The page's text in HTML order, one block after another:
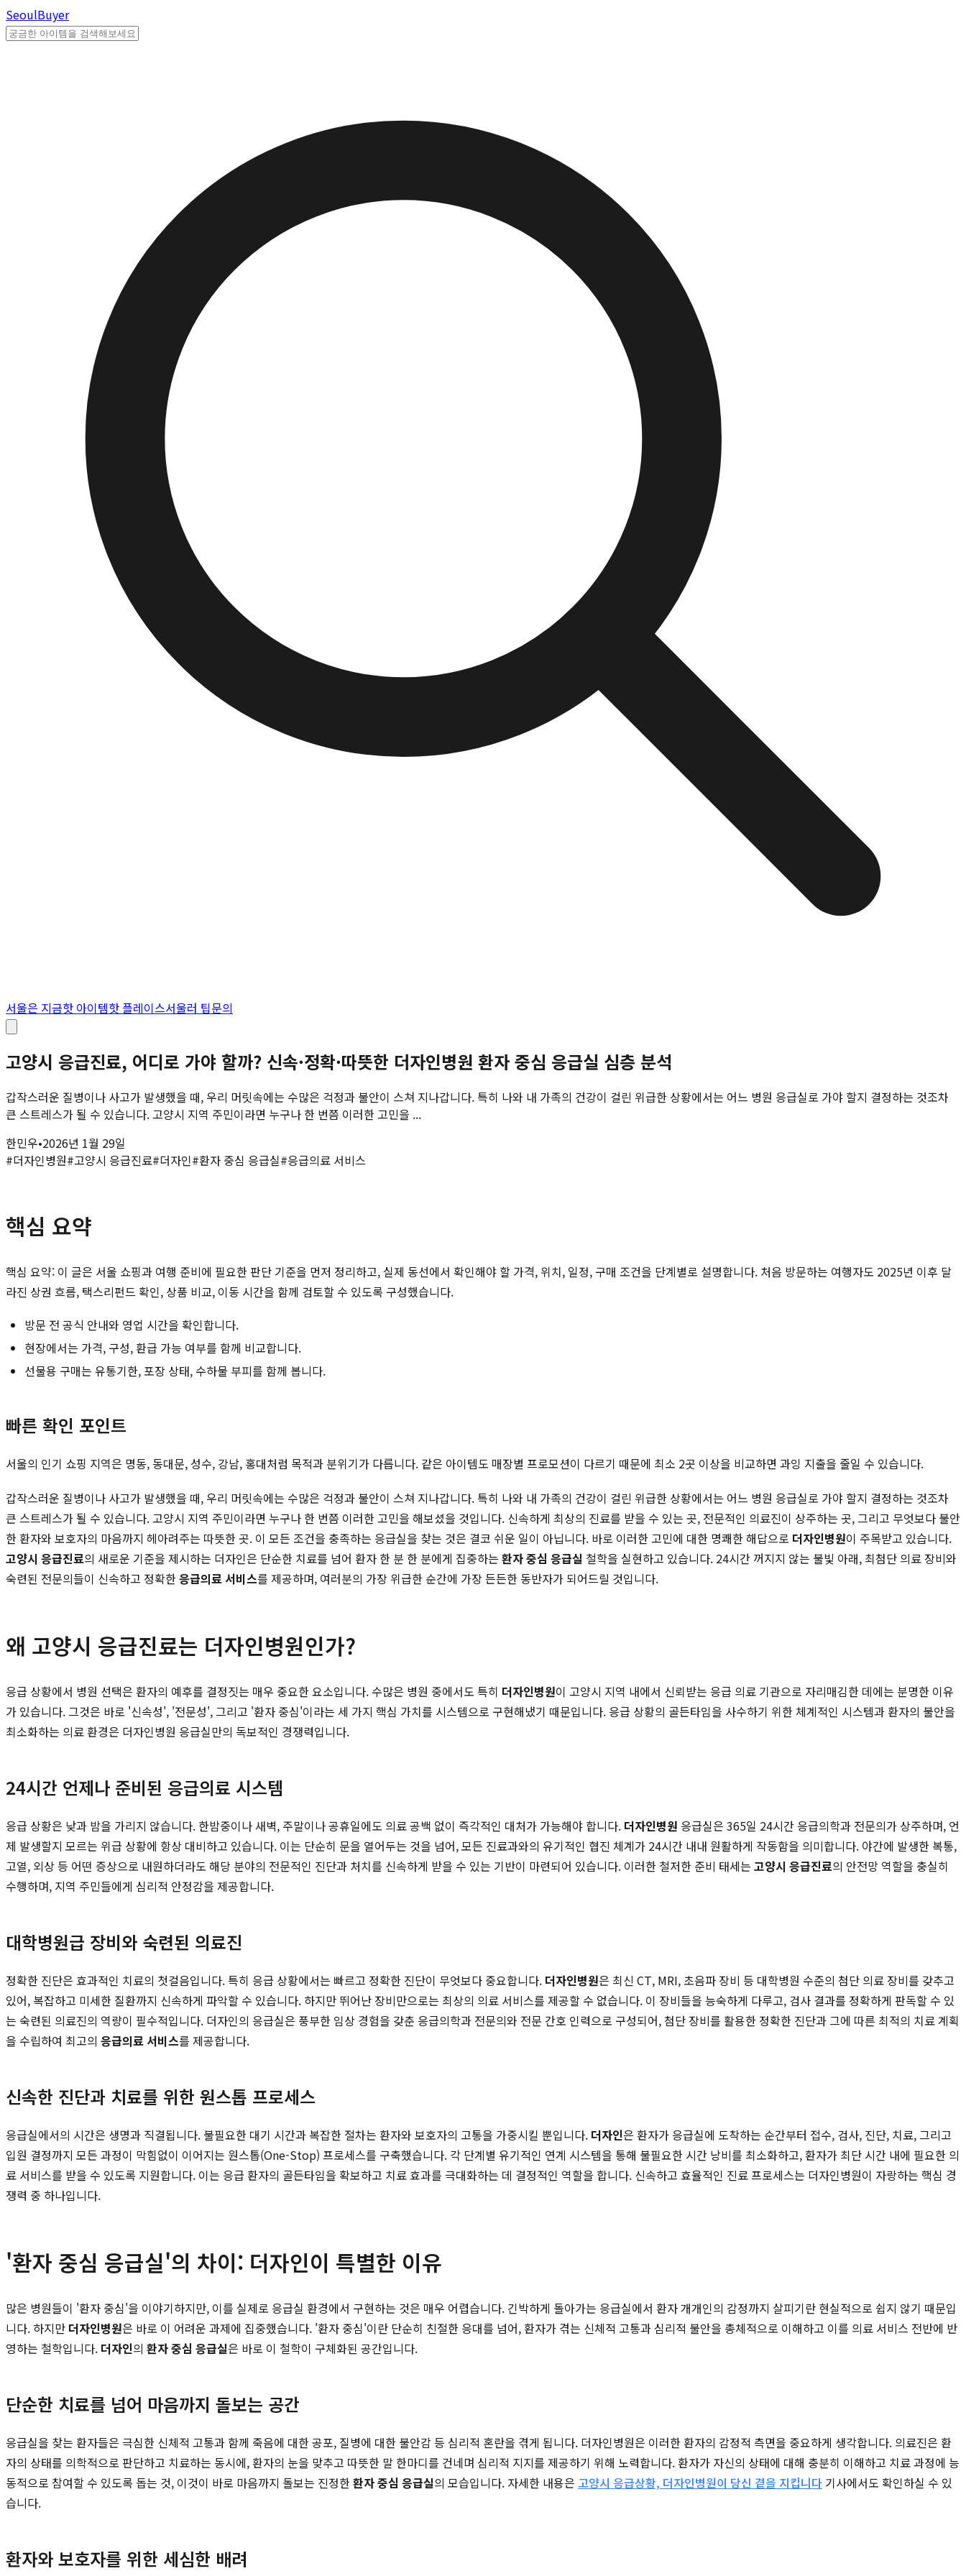
SeoulBuyer
서울은 지금핫 아이템핫 플레이스서울러 팁문의
고양시 응급진료, 어디로 가야 할까? 신속·정확·따뜻한 더자인병원 환자 중심 응급실 심층 분석
갑작스러운 질병이나 사고가 발생했을 때, 우리 머릿속에는 수많은 걱정과 불안이 스쳐 지나갑니다. 특히 나와 내 가족의 건강이 걸린 위급한 상황에서는 어느 병원 응급실로 가야 할지 결정하는 것조차
큰 스트레스가 될 수 있습니다. 고양시 지역 주민이라면 누구나 한 번쯤 이러한 고민을 ...
한민우•2026년 1월 29일
#더자인병원#고양시 응급진료#더자인#환자 중심 응급실#응급의료 서비스
핵심 요약
핵심 요약: 이 글은 서울 쇼핑과 여행 준비에 필요한 판단 기준을 먼저 정리하고, 실제 동선에서 확인해야 할 가격, 위치, 일정, 구매 조건을 단계별로 설명합니다. 처음 방문하는 여행자도 2025년 이후 달
라진 상권 흐름, 택스리펀드 확인, 상품 비교, 이동 시간을 함께 검토할 수 있도록 구성했습니다.
방문 전 공식 안내와 영업 시간을 확인합니다.
현장에서는 가격, 구성, 환급 가능 여부를 함께 비교합니다.
선물용 구매는 유통기한, 포장 상태, 수하물 부피를 함께 봅니다.
빠른 확인 포인트
서울의 인기 쇼핑 지역은 명동, 동대문, 성수, 강남, 홍대처럼 목적과 분위기가 다릅니다. 같은 아이템도 매장별 프로모션이 다르기 때문에 최소 2곳 이상을 비교하면 과잉 지출을 줄일 수 있습니다.
갑작스러운 질병이나 사고가 발생했을 때, 우리 머릿속에는 수많은 걱정과 불안이 스쳐 지나갑니다. 특히 나와 내 가족의 건강이 걸린 위급한 상황에서는 어느 병원 응급실로 가야 할지 결정하는 것조차
큰 스트레스가 될 수 있습니다. 고양시 지역 주민이라면 누구나 한 번쯤 이러한 고민을 해보셨을 것입니다. 신속하게 최상의 진료를 받을 수 있는 곳, 전문적인 의료진이 상주하는 곳, 그리고 무엇보다 불안
한 환자와 보호자의 마음까지 헤아려주는 따뜻한 곳. 이 모든 조건을 충족하는 응급실을 찾는 것은 결코 쉬운 일이 아닙니다. 바로 이러한 고민에 대한 명쾌한 해답으로 더자인병원이 주목받고 있습니다.
고양시 응급진료의 새로운 기준을 제시하는 더자인은 단순한 치료를 넘어 환자 한 분 한 분에게 집중하는 환자 중심 응급실 철학을 실현하고 있습니다. 24시간 꺼지지 않는 불빛 아래, 최첨단 의료 장비와
숙련된 전문의들이 신속하고 정확한응급의료 서비스를 제공하며, 여러분의 가장 위급한 순간에 가장 든든한 동반자가 되어드릴 것입니다.
왜 고양시 응급진료는 더자인병원인가?
응급 상황에서 병원 선택은 환자의 예후를 결정짓는 매우 중요한 요소입니다. 수많은 병원 중에서도 특히 더자인병원이 고양시 지역 내에서 신뢰받는 응급 의료 기관으로 자리매김한 데에는 분명한 이유
가 있습니다. 그것은 바로 '신속성', '전문성', 그리고 '환자 중심'이라는 세 가지 핵심 가치를 시스템으로 구현해냈기 때문입니다. 응급 상황의 골든타임을 사수하기 위한 체계적인 시스템과 환자의 불안을
최소화하는 의료 환경은 더자인병원 응급실만의 독보적인 경쟁력입니다.
24시간 언제나 준비된 응급의료 시스템
응급 상황은 낮과 밤을 가리지 않습니다. 한밤중이나 새벽, 주말이나 공휴일에도 의료 공백 없이 즉각적인 대처가 가능해야 합니다. 더자인병원 응급실은 365일 24시간 응급의학과 전문의가 상주하며, 언
제 발생할지 모르는 위급 상황에 항상 대비하고 있습니다. 이는 단순히 문을 열어두는 것을 넘어, 모든 진료과와의 유기적인 협진 체계가 24시간 내내 원활하게 작동함을 의미합니다. 야간에 발생한 복통,
고열, 외상 등 어떤 증상으로 내원하더라도 해당 분야의 전문적인 진단과 처치를 신속하게 받을 수 있는 기반이 마련되어 있습니다. 이러한 철저한 준비 태세는 고양시 응급진료의 안전망 역할을 충실히
수행하며, 지역 주민들에게 심리적 안정감을 제공합니다.
대학병원급 장비와 숙련된 의료진
정확한 진단은 효과적인 치료의 첫걸음입니다. 특히 응급 상황에서는 빠르고 정확한 진단이 무엇보다 중요합니다. 더자인병원은 최신 CT, MRI, 초음파 장비 등 대학병원 수준의 첨단 의료 장비를 갖추고
있어, 복잡하고 미세한 질환까지 신속하게 파악할 수 있습니다. 하지만 뛰어난 장비만으로는 최상의 의료 서비스를 제공할 수 없습니다. 이 장비들을 능숙하게 다루고, 검사 결과를 정확하게 판독할 수 있
는 숙련된 의료진의 역량이 필수적입니다. 더자인의 응급실은 풍부한 임상 경험을 갖춘 응급의학과 전문의와 전문 간호 인력으로 구성되어, 첨단 장비를 활용한 정확한 진단과 그에 따른 최적의 치료 계획
을 수립하여 최고의 응급의료 서비스를 제공합니다.
신속한 진단과 치료를 위한 원스톱 프로세스
응급실에서의 시간은 생명과 직결됩니다. 불필요한 대기 시간과 복잡한 절차는 환자와 보호자의 고통을 가중시킬 뿐입니다. 더자인은 환자가 응급실에 도착하는 순간부터 접수, 검사, 진단, 치료, 그리고
입원 결정까지 모든 과정이 막힘없이 이어지는 원스톱(One-Stop) 프로세스를 구축했습니다. 각 단계별 유기적인 연계 시스템을 통해 불필요한 시간 낭비를 최소화하고, 환자가 최단 시간 내에 필요한 의
료 서비스를 받을 수 있도록 지원합니다. 이는 응급 환자의 골든타임을 확보하고 치료 효과를 극대화하는 데 결정적인 역할을 합니다. 신속하고 효율적인 진료 프로세스는 더자인병원이 자랑하는 핵심 경
쟁력 중 하나입니다.
'환자 중심 응급실'의 차이: 더자인이 특별한 이유
많은 병원들이 '환자 중심'을 이야기하지만, 이를 실제로 응급실 환경에서 구현하는 것은 매우 어렵습니다. 긴박하게 돌아가는 응급실에서 환자 개개인의 감정까지 살피기란 현실적으로 쉽지 않기 때문입
니다. 하지만 더자인병원은 바로 이 어려운 과제에 집중했습니다. '환자 중심'이란 단순히 친절한 응대를 넘어, 환자가 겪는 신체적 고통과 심리적 불안을 총체적으로 이해하고 이를 의료 서비스 전반에 반
영하는 철학입니다. 더자인의 환자 중심 응급실은 바로 이 철학이 구체화된 공간입니다.
단순한 치료를 넘어 마음까지 돌보는 공간
응급실을 찾는 환자들은 극심한 신체적 고통과 함께 죽음에 대한 공포, 질병에 대한 불안감 등 심리적 혼란을 겪게 됩니다. 더자인병원은 이러한 환자의 감정적 측면을 중요하게 생각합니다. 의료진은 환
자의 상태를 의학적으로 판단하고 치료하는 동시에, 환자의 눈을 맞추고 따뜻한 말 한마디를 건네며 심리적 지지를 제공하기 위해 노력합니다. 환자가 자신의 상태에 대해 충분히 이해하고 치료 과정에 능
동적으로 참여할 수 있도록 돕는 것, 이것이 바로 마음까지 돌보는 진정한환자 중심 응급실의 모습입니다. 자세한 내용은 고양시 응급상황, 더자인병원이 당신 곁을 지킵니다 기사에서도 확인하실 수 있
습니다.
환자와 보호자를 위한 세심한 배려